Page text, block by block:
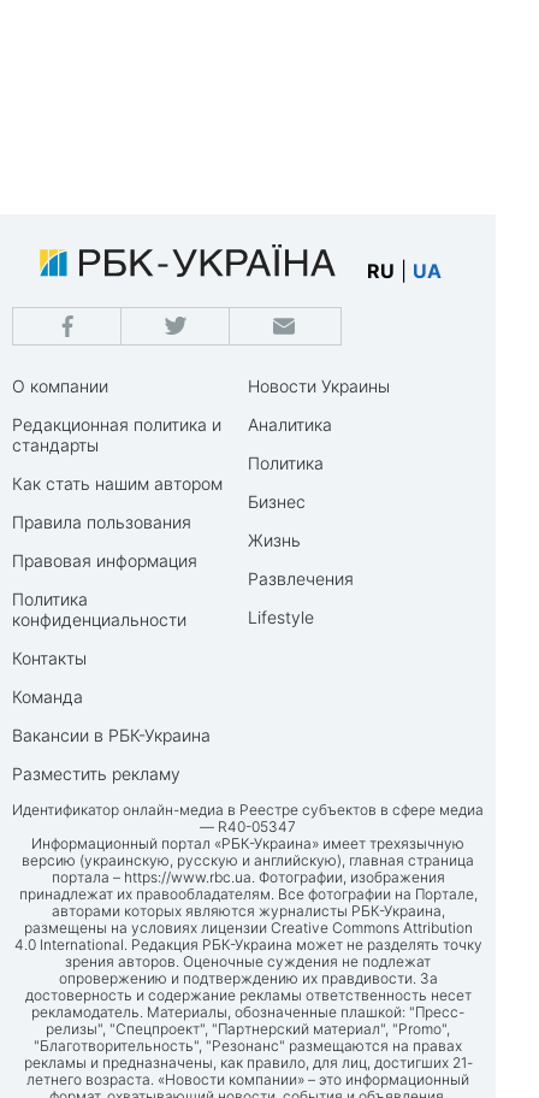
RU UA
О компании
Редакционная политика и
стандарты
Как стать нашим автором
Правила пользования
Правовая информация
Политика
конфиденциальности
Контакты
Команда
Вакансии в РБК-Украина
Разместить рекламу
Новости Украины
Аналитика
Политика
Бизнес
Жизнь
Развлечения
Lifestyle
Идентификатор онлайн-медиа в Реестре субъектов в сфере медиа
— R40-05347
Информационный портал «РБК-Украина» имеет трехязычную
версию (украинскую, русскую и английскую), главная страница
портала – https://www.rbc.ua. Фотографии, изображения
принадлежат их правообладателям. Все фотографии на Портале,
авторами которых являются журналисты РБК-Украина,
размещены на условиях лицензии Creative Commons Attribution
4.0 International. Редакция РБК-Украина может не разделять точку
зрения авторов. Оценочные суждения не подлежат
опровержению и подтверждению их правдивости. За
достоверность и содержание рекламы ответственность несет
рекламодатель. Материалы, обозначенные плашкой: "Пресс-
релизы", "Спецпроект", "Партнерский материал", "Promo",
"Благотворительность", "Резонанс" размещаются на правах
рекламы и предназначены, как правило, для лиц, достигших 21-
летнего возраста. «Новости компании» – это информационный